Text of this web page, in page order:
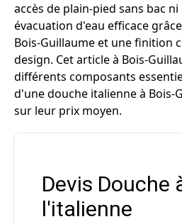
accès de plain-pied sans bac
évacuation d'eau efficace
Bois-Guillaume et une finition
design. Cet article à Bois-
différents composants
d'une douche italienne à Bois-
sur leur prix moyen.
Devis Douche
l'italienne